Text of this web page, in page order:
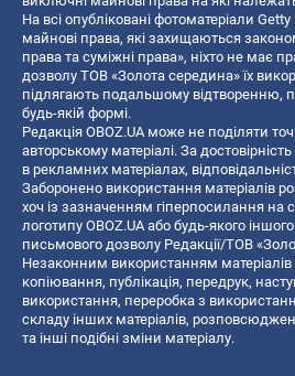
На всі опубліковані фотоматеріали
майнові права, які захищаються
права та суміжні права», ніхто не має
дозволу ТОВ «Золота середина» їх
підлягають подальшому відтворенню,
будь-якій формі.
Редакція OBOZ.UA може не поділяти
авторському матеріалі. За
в рекламних матеріалах,
Заборонено використання матеріалів
хоч із зазначенням гіперпосилання на
логотипу OBOZ.UA або будь-якого
письмового дозволу Редакції/ТОВ
Незаконним використанням
копiювання, публiкацiя, передрук,
використання, переробка з
складу інших матеріалів,
та інші подібні зміни матеріалу.